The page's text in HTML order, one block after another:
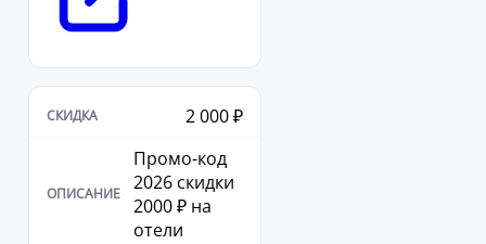
2 000 ₽
Промо-код
2026 скидки
2000 ₽ на
отели